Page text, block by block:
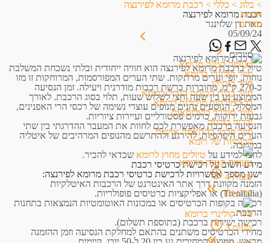
אודות
סיורים
סיורים
טעימה קטנה מרומא
סיור קולינרי ברומא
סיור בותיקן
סיור בבית הכנסת הגדול ברומא
כל המזרקות מובילות לרומא
סיור מודרך בקוליסאום
גלריה בורגזה
סיור פרטי בהתאמה אישית
הכנסיות של רומא
טעימה קטנה מרומא
שעות4
קרא עוד
סיור קולינרי ברומא
שעות3
> בלוג > כללי > רכבת מרומא לפירנצה
רכבת מרומא לפירנצה
מאתדן שלזינגר
05/09/24
​טיול ברכבת מרומא לפירנצה הוא חוויה ייחודית ובלתי נשכחת המשלבת
נוחות, יופי וערים מרתקות. שתי הערים המפורסמות, המרוחקות זו מזו
כ-270 ק"מ, מחוברות ברשת רכבות מודרנית ויעילה. זמן הנסיעה
הממוצע נע בין שעה וחצי לשלוש שעות, תלוי בסוג הרכבת. לאורך
המסלול, הנוסעים נהנים מנופים עוצרי נשימה של רכסי הרי האפנינים,
גבעות ירוקות, כרמים פסטורליים ועיירות ציוריות.
הנסיעה ברכבת מאפשרת לכם לחוות את המעבר ההדרגתי בין שתי
הערים היפהפיות, להירגע ולהתרשם מהנופים המרהיבים של איטליה
במיטבה.
לחצו למידע על טיולים מחוץ לרומא שכדאי להכיר.
מידע חשוב על רכישת כרטיסי רכבת
ישנן מספר אפשרויות לרכישת כרטיסי רכבת מרומא לפירנצה:
הזמנה מקוונת דרך אתר האינטרנט של הרכבות האיטלקיות
(Trenitalia) או אפליקציות כרטיסים פופולריות.
רכישה בקופות הכרטיסים או במכונות האוטומטיות הנמצאות בתחנות
הרכבת.
רכישה ישירות ברכבת (בתוספת תשלום).
מחירי הכרטיסים משתנים בהתאם למחלקת הנסיעה וזמן ההזמנה